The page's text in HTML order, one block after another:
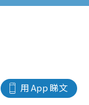
用 App 睇文